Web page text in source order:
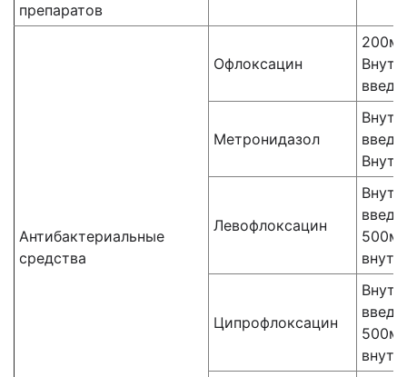
препаратов
Антибактериальные
средства
Офлоксацин
Метронидазол
Левофлоксацин
Ципрофлоксацин